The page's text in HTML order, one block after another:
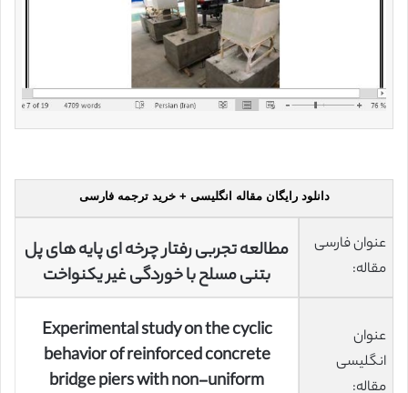
دانلود رایگان مقاله انگلیسی + خرید ترجمه فارسی
عنوان فارسی
مقاله:
مطالعه تجربی رفتار چرخه ای پایه های پل
بتنی مسلح با خوردگی غیر یکنواخت
عنوان
انگلیسی
مقاله:
Experimental study on the cyclic
behavior of reinforced concrete
bridge piers with non-uniform